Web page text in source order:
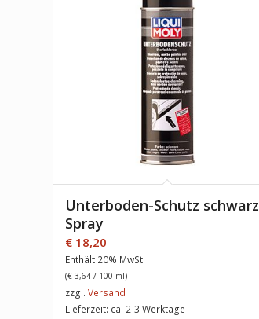
Unterboden-Schutz schwarz
Spray
€ 18,20
Enthält 20% MwSt.
(€ 3,64 / 100 ml)
zzgl. Versand
Lieferzeit: ca. 2-3 Werktage